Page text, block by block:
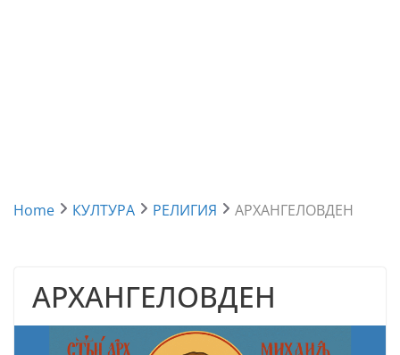
Home КУЛТУРА РЕЛИГИЯ АРХАНГЕЛОВДЕН
АРХАНГЕЛОВДЕН